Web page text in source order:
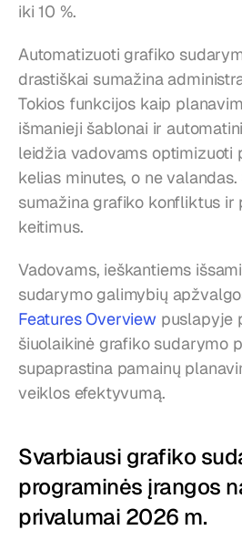
iki 10 %.
Automatizuoti grafiko
drastiškai sumažina
Tokios funkcijos kaip
išmanieji šablonai ir
leidžia vadovams optimizuoti
kelias minutes, o ne
sumažina grafiko konfliktus ir
keitimus.
Vadovams, ieškantiems
sudarymo galimybių
Features Overview puslapyje
šiuolaikinė grafiko sudarymo
supaprastina pamainų
veiklos efektyvumą.
Svarbiausi grafiko
programinės įrangos
privalumai 2026 m.